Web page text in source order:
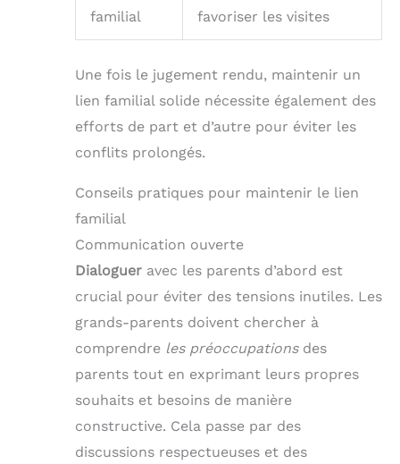
familial
favoriser les visites
Une fois le jugement rendu, maintenir un
lien familial solide nécessite également des
efforts de part et d’autre pour éviter les
conflits prolongés.
Conseils pratiques pour maintenir le lien
familial
Communication ouverte
Dialoguer avec les parents d’abord est
crucial pour éviter des tensions inutiles. Les
grands-parents doivent chercher à
comprendre les préoccupationsdes
parents tout en exprimant leurs propres
souhaits et besoins de manière
constructive. Cela passe par des
discussions respectueuses et des